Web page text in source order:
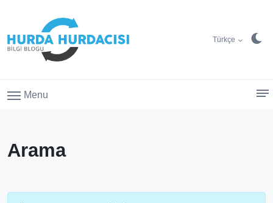
Türkçe
Menu
Arama